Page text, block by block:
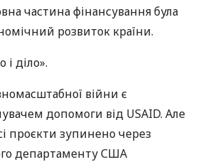
частина фінансування була
розвиток країни.
і діло».
війни є
допомоги від USAID. Але
проєкти зупинено через
департаменту США